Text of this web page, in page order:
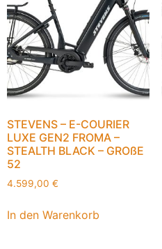
STEVENS – E-COURIER
LUXE GEN2 FROMA –
STEALTH BLACK – GROßE
52
4.599,00 €
In den Warenkorb